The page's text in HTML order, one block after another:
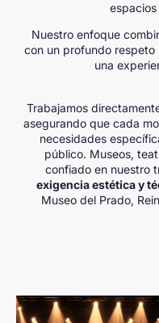
Nuestro enfoque
con un profundo
una
Trabajamos
asegurando que cada
necesidades
público. Museos,
confiado en nuestro
exigencia estética y
Museo del Prado,